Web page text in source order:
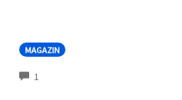
MAGAZIN
1